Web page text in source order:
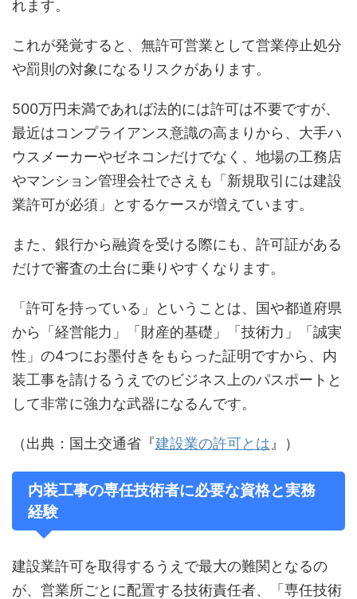
れます。
これが発覚すると、無許可営業として営業停止処分
や罰則の対象になるリスクがあります。
500万円未満であれば法的には許可は不要ですが、
最近はコンプライアンス意識の高まりから、大手ハ
ウスメーカーやゼネコンだけでなく、地場の工務店
やマンション管理会社でさえも「新規取引には建設
業許可が必須」とするケースが増えています。
また、銀行から融資を受ける際にも、許可証がある
だけで審査の土台に乗りやすくなります。
「許可を持っている」ということは、国や都道府県
から「経営能力」「財産的基礎」「技術力」「誠実
性」の4つにお墨付きをもらった証明ですから、内
装工事を請けるうえでのビジネス上のパスポートと
して非常に強力な武器になるんです。
（出典：国土交通省『建設業の許可とは 』）
内装工事の専任技術者に必要な資格と実務
経験
建設業許可を取得するうえで最大の難関となるの
が、営業所ごとに配置する技術責任者、「専任技術